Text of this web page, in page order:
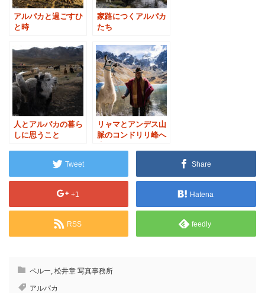
アルパカと過ごすひ
と時
家路につくアルパカ
たち
人とアルパカの暮ら
しに思うこと
リャマとアンデス山
脈のコンドリリ峰へ
Tweet Share
+1 Hatena
RSS feedly
ペルー 松井章 写真事務所
アルパカ